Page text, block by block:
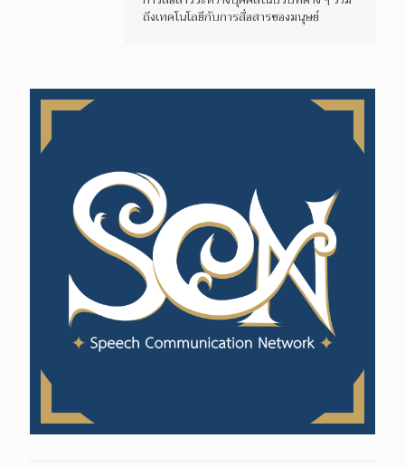
ถึงเทคโนโลยีกับการสื่อสารของมนุษย์